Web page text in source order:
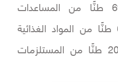
شاحنة محملة بـ 690 طنًّا من المساعدات
الإنسانية، شملت 670 طنًّا من المواد الغذائية
الأساسية، إلى جانب 20 طنًّا من المستلزمات